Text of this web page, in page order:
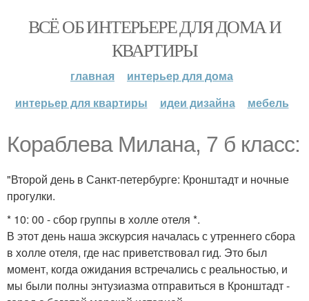
ВСЁ ОБ ИНТЕРЬЕРЕ ДЛЯ ДОМА И
КВАРТИРЫ
главная
интерьер для дома
интерьер для квартиры
идеи дизайна мебель
Кораблева Милана, 7 б класс:
"Второй день в Санкт-петербурге: Кронштадт и ночные
прогулки.
* 10: 00 - сбор группы в холле отеля *.
В этот день наша экскурсия началась с утреннего сбора
в холле отеля, где нас приветствовал гид. Это был
момент, когда ожидания встречались с реальностью, и
мы были полны энтузиазма отправиться в Кронштадт -